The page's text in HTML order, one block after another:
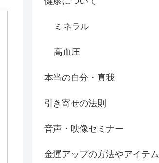
ミネラル
高血圧
本当の自分・真我
引き寄せの法則
音声・映像セミナー
金運アップの方法やアイテム